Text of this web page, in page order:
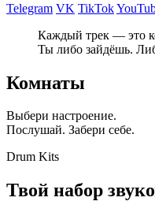
Telegram VK TikTok
Каждый трек — это
Ты либо зайдёшь.
Комнаты
Выбери настроение.
Послушай. Забери себе.
Drum Kits
Твой набор